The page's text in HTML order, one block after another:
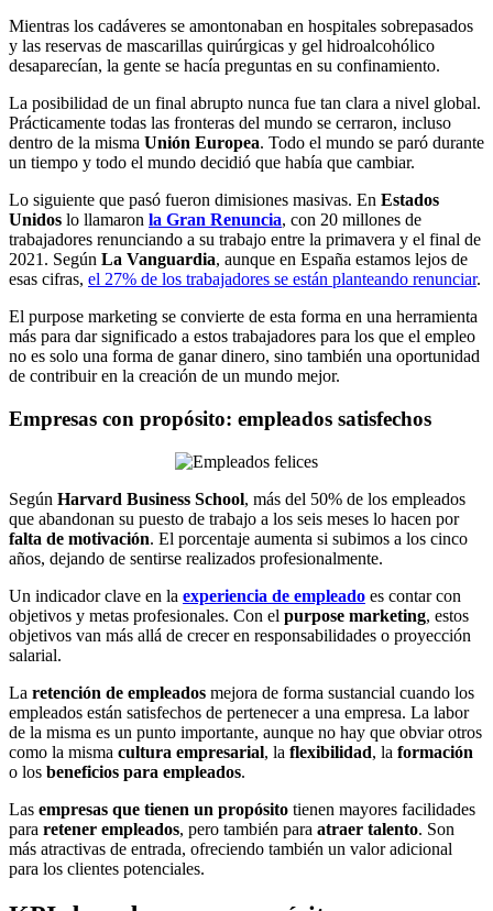
Mientras los cadáveres se amontonaban en hospitales sobrepasados
y las reservas de mascarillas quirúrgicas y gel hidroalcohólico
desaparecían, la gente se hacía preguntas en su confinamiento.
La posibilidad de un final abrupto nunca fue tan clara a nivel global.
Prácticamente todas las fronteras del mundo se cerraron, incluso
dentro de la misma Unión Europea. Todo el mundo se paró durante
un tiempo y todo el mundo decidió que había que cambiar.
Lo siguiente que pasó fueron dimisiones masivas. En Estados
Unidos lo llamaron la Gran Renuncia, con 20 millones de
trabajadores renunciando a su trabajo entre la primavera y el final de
2021. Según La Vanguardia, aunque en España estamos lejos de
esas cifras, el 27% de los trabajadores se están planteando renunciar.
El purpose marketing se convierte de esta forma en una herramienta
más para dar significado a estos trabajadores para los que el empleo
no es solo una forma de ganar dinero, sino también una oportunidad
de contribuir en la creación de un mundo mejor.
Empresas con propósito: empleados satisfechos
Según Harvard Business School, más del 50% de los empleados
que abandonan su puesto de trabajo a los seis meses lo hacen por
falta de motivación. El porcentaje aumenta si subimos a los cinco
años, dejando de sentirse realizados profesionalmente.
Un indicador clave en la experiencia de empleado es contar con
objetivos y metas profesionales. Con el purpose marketing, estos
objetivos van más allá de crecer en responsabilidades o proyección
salarial.
La retención de empleados mejora de forma sustancial cuando los
empleados están satisfechos de pertenecer a una empresa. La labor
de la misma es un punto importante, aunque no hay que obviar otros
como la misma cultura empresarial, la flexibilidad, la formación
o los beneficios para empleados.
Las empresas que tienen un propósito tienen mayores facilidades
para retener empleados, pero también para atraer talento. Son
más atractivas de entrada, ofreciendo también un valor adicional
para los clientes potenciales.